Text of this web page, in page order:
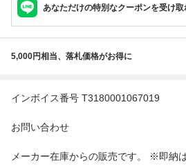
あなただけの特別なクーポンを受け取
5,000円相当、落札価格がお得に
インボイス番号 T3180001067019
お問い合わせ
メーカー在庫からの販売です。 ※即納